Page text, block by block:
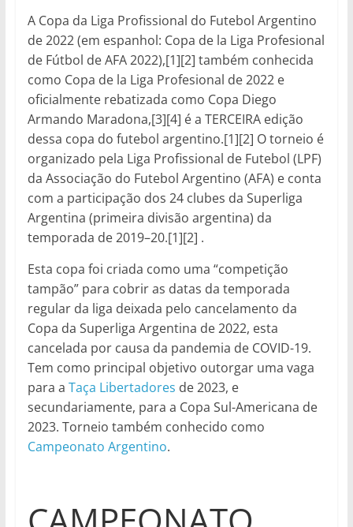
A Copa da Liga Profissional do Futebol Argentino
de 2022 (em espanhol: Copa de la Liga Profesional
de Fútbol de AFA 2022),[1][2] também conhecida
como Copa de la Liga Profesional de 2022 e
oficialmente rebatizada como Copa Diego
Armando Maradona,[3][4] é a TERCEIRA edição
dessa copa do futebol argentino.[1][2] O torneio é
organizado pela Liga Profissional de Futebol (LPF)
da Associação do Futebol Argentino (AFA) e conta
com a participação dos 24 clubes da Superliga
Argentina (primeira divisão argentina) da
temporada de 2019–20.[1][2] .
Esta copa foi criada como uma “competição
tampão” para cobrir as datas da temporada
regular da liga deixada pelo cancelamento da
Copa da Superliga Argentina de 2022, esta
cancelada por causa da pandemia de COVID-19.
Tem como principal objetivo outorgar uma vaga
para a Taça Libertadores de 2023, e
secundariamente, para a Copa Sul-Americana de
2023. Torneio também conhecido como
Campeonato Argentino.